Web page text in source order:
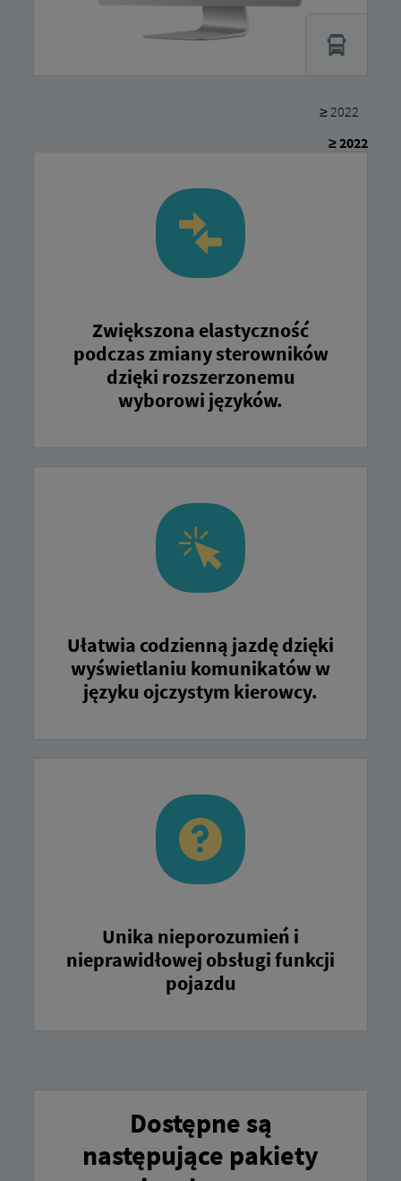
≥ 2022
≥ 2022
Zwiększona elastyczność
podczas zmiany sterowników
dzięki rozszerzonemu
wyborowi języków.
Ułatwia codzienną jazdę dzięki
wyświetlaniu komunikatów w
języku ojczystym kierowcy.
Unika nieporozumień i
nieprawidłowej obsługi funkcji
pojazdu
Dostępne są
następujące pakiety